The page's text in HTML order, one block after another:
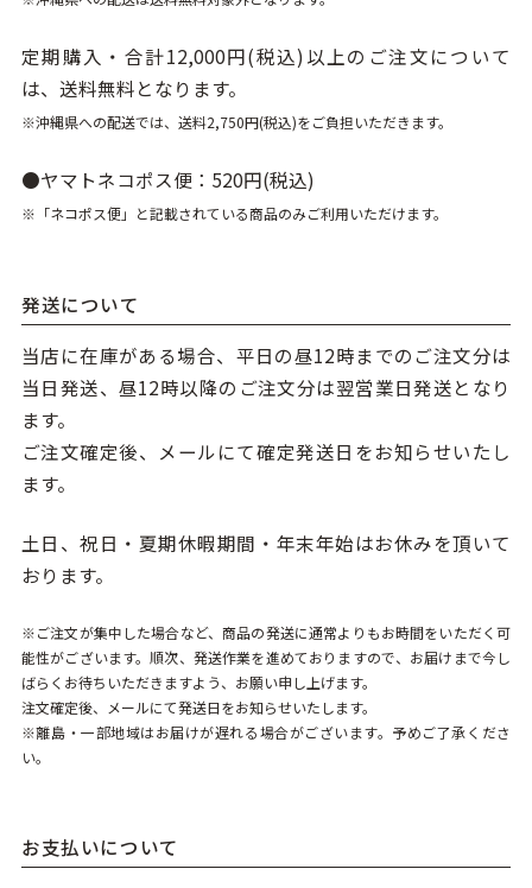
定期購入・合計12,000円(税込)以上のご注文について
は、送料無料となります。
※沖縄県への配送では、送料2,750円(税込)をご負担いただきます。
●ヤマトネコポス便：520円(税込)
※「ネコポス便」と記載されている商品のみご利用いただけます。
発送について
当店に在庫がある場合、平日の昼12時までのご注文分は
当日発送、昼12時以降のご注文分は翌営業日発送となり
ます。
ご注文確定後、メールにて確定発送日をお知らせいたし
ます。
土日、祝日・夏期休暇期間・年末年始はお休みを頂いて
おります。
※ご注文が集中した場合など、商品の発送に通常よりもお時間をいただく可
能性がございます。順次、発送作業を進めておりますので、お届けまで今し
ばらくお待ちいただきますよう、お願い申し上げます。
注文確定後、メールにて発送日をお知らせいたします。
※離島・一部地域はお届けが遅れる場合がございます。予めご了承くださ
い。
お支払いについて